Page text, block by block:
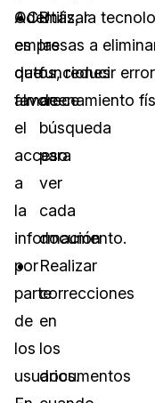
OCR
es
que
favorece
el
acceso
a
la
información
por
parte
de
los
usuarios.
Utilizar
las
funciones
de
búsqueda
para
ver
cada
documento.
Realizar
correcciones
en
los
documentos
Además, la
empresas a
datos, reducir
almacenamiento